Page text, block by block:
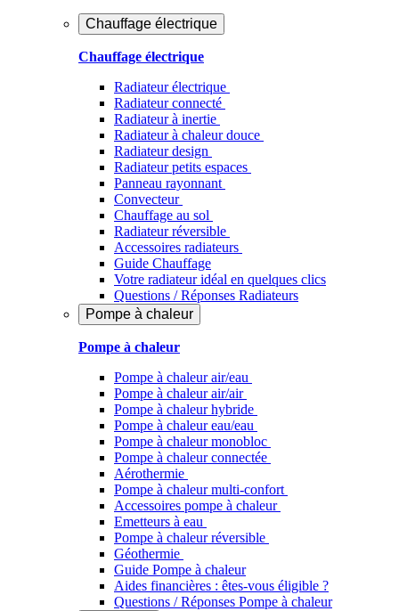
Chauffage électrique
Chauffage électrique
Radiateur électrique
Radiateur connecté
Radiateur à inertie
Radiateur à chaleur douce
Radiateur design
Radiateur petits espaces
Panneau rayonnant
Convecteur
Chauffage au sol
Radiateur réversible
Accessoires radiateurs
Guide Chauffage
Votre radiateur idéal en quelques clics
Questions / Réponses Radiateurs
Pompe à chaleur
Pompe à chaleur
Pompe à chaleur air/eau
Pompe à chaleur air/air
Pompe à chaleur hybride
Pompe à chaleur​ eau/eau
Pompe à chaleur monobloc
Pompe à chaleur connectée
Aérothermie
Pompe à chaleur multi-confort
Accessoires pompe à chaleur
Emetteurs à eau
Pompe à chaleur réversible
Géothermie
Guide Pompe à chaleur
Aides financières : êtes-vous éligible ?
Questions / Réponses Pompe à chaleur